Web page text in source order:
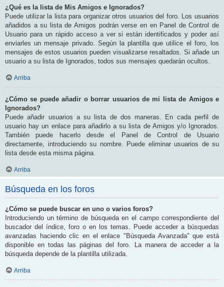
¿Qué es la lista de Mis Amigos e Ignorados?
Puede utilizar la lista para organizar otros usuarios del foro. Los usuarios
añadidos a su lista de Amigos podrán verse en en Panel de Control de
Usuario para un rápido acceso a ver si están identificados y poder así
enviarles un mensaje privado. Según la plantilla que utilice el foro, los
mensajes de estos usuarios pueden visualizarse resaltados. Si añade un
usuario a su lista de Ignorados, todos sus mensajes quedarán ocultos.
Arriba
¿Cómo se puede añadir o borrar usuarios de mi lista de Amigos e
Ignorados?
Puede añadir usuarios a su lista de dos maneras. En cada perfil de
usuario hay un enlace para añadirlo a su lista de Amigos y/o Ignorados.
También puede hacerlo desde el Panel de Control de Usuario
directamente, introduciendo su nombre. Puede eliminar usuarios de su
lista desde esta misma página.
Arriba
Búsqueda en los foros
¿Cómo se puede buscar en uno o varios foros?
Introduciendo un término de búsqueda en el campo correspondiente del
buscador del índice, foro o en los temas. Puede acceder a búsquedas
avanzadas haciendo clic en el enlace "Búsqueda Avanzada" que está
disponible en todas las páginas del foro. La manera de acceder a la
búsqueda depende de la plantilla utilizada.
Arriba